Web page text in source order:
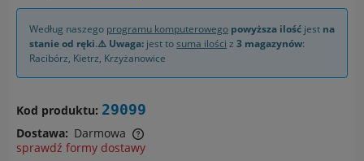
Według naszego programu komputerowego powyższa ilość jest na
stanie od ręki.⚠️ Uwaga: jest tosuma ilości z 3 magazynów:
Racibórz Kietrz Krzyżanowice
Kod produktu: 29099
Dostawa: Darmowa
Cena nie zawiera ewentualnych kosztów płatności
sprawdź formy dostawy